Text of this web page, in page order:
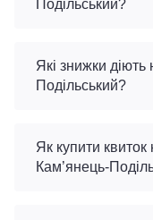
Подільський?
Які знижки
Подільський?
Як купити
Кам’янець-